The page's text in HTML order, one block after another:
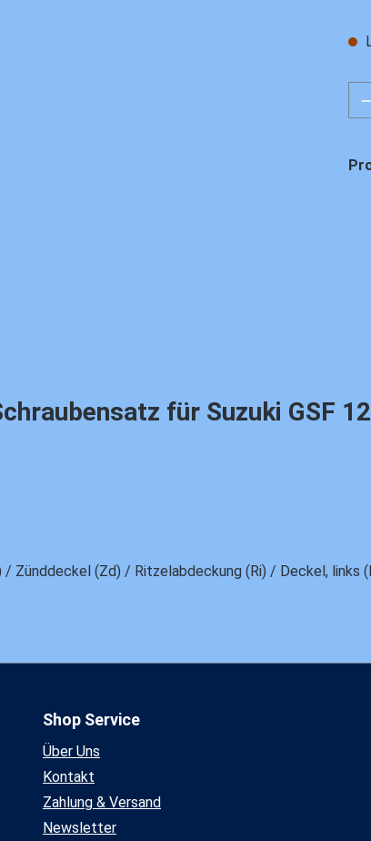
für Suzuki GSF
Zünddeckel (Zd) / Ritzelabdeckung (Ri) / Deckel, links
Shop Service
Über Uns
Kontakt
Zahlung & Versand
Newsletter